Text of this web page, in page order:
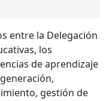
entre la Delegación
los
de aprendizaje
gestión de